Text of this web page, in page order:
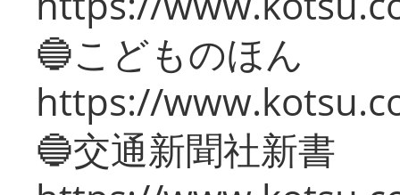
🔵こどものほん
https://
🔵交通新聞社新書